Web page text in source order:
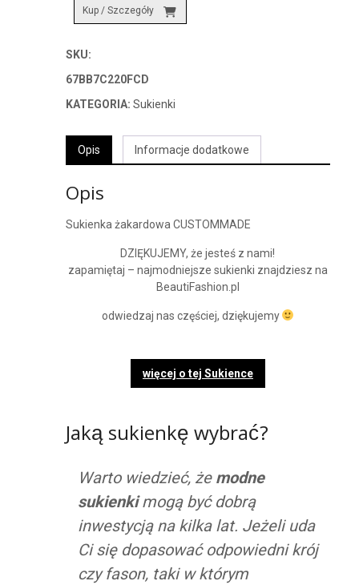
Kup / Szczegóły
SKU:
67BB7C220FCD
KATEGORIA: Sukienki
Opis Informacje dodatkowe
Opis
Sukienka żakardowa CUSTOMMADE
DZIĘKUJEMY, że jesteś z nami!
zapamiętaj – najmodniejsze sukienki znajdziesz na
BeautiFashion.pl
odwiedzaj nas częściej, dziękujemy
więcej o tej Sukience
Jaką sukienkę wybrać?
Warto wiedzieć, że modne
sukienkimogą być dobrą
inwestycją na kilka lat. Jeżeli uda
Ci się dopasować odpowiedni krój
czy fason, taki w którym